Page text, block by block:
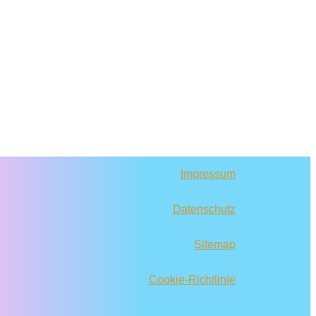
Impressum
Datenschutz
Sitemap
Cookie-Richtlinie